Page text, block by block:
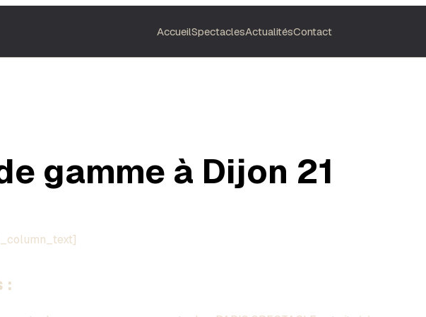
AccueilSpectaclesActualitésContact
gamme à Dijon 21
: